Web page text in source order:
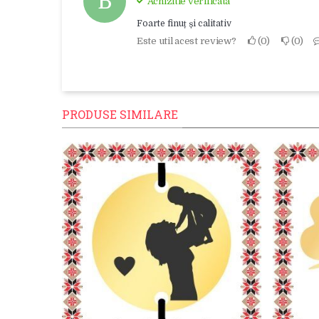
Foarte finuț și calitativ
Este util acest review? 0 0
PRODUSE SIMILARE